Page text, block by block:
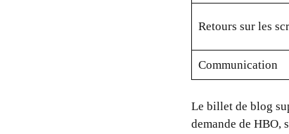
Retours sur les
Communication
Le billet de blog
demande de HBO,